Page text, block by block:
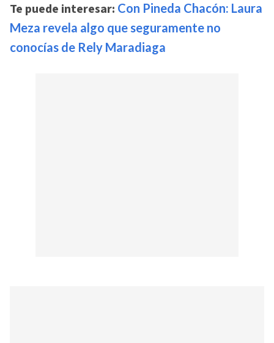
Te puede interesar: Con Pineda Chacón: Laura
Meza revela algo que seguramente no
conocías de Rely Maradiaga